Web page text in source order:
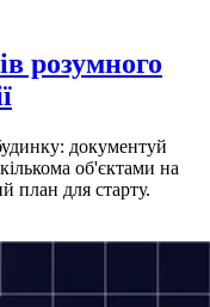
розумного
документуй
об'єктами на
план для старту.